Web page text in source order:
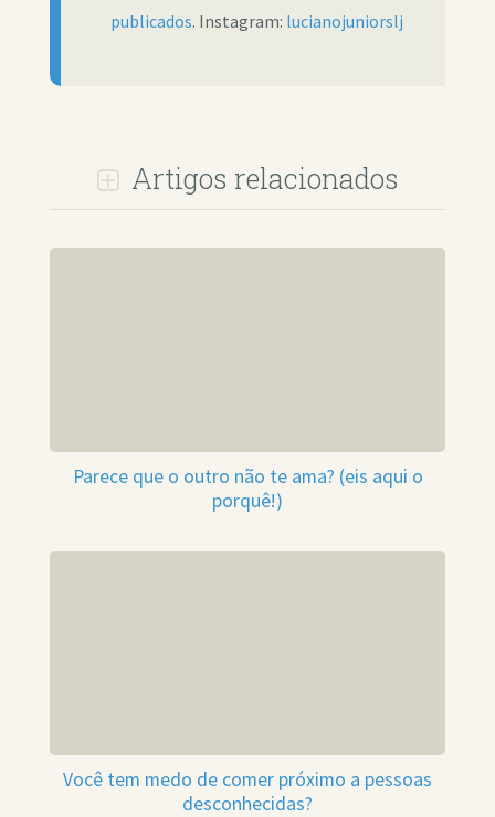
publicados. Instagram: lucianojuniorslj
Artigos relacionados
Parece que o outro não te ama? (eis aqui o
porquê!)
Você tem medo de comer próximo a pessoas
desconhecidas?